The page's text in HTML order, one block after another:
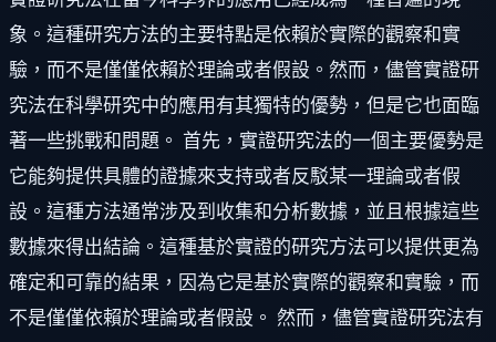
象。這種研究方法的主要特點是依賴於實際的觀察和實
驗，而不是僅僅依賴於理論或者假設。然而，儘管實證研
究法在科學研究中的應用有其獨特的優勢，但是它也面臨
著一些挑戰和問題。 首先，實證研究法的一個主要優勢是
它能夠提供具體的證據來支持或者反駁某一理論或者假
設。這種方法通常涉及到收集和分析數據，並且根據這些
數據來得出結論。這種基於實證的研究方法可以提供更為
確定和可靠的結果，因為它是基於實際的觀察和實驗，而
不是僅僅依賴於理論或者假設。 然而，儘管實證研究法有